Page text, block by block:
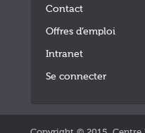
Contact
Offres d’emploi
Intranet
Se connecter